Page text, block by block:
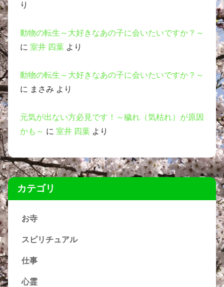
り
動物の転生～大好きなあの子に会いたいですか？～
に 室井 四葉 より
動物の転生～大好きなあの子に会いたいですか？～
に まさみ より
元気が出ない方必見です！～穢れ（気枯れ）が原因
かも～ に 室井 四葉 より
カテゴリ
お寺
スピリチュアル
仕事
心霊